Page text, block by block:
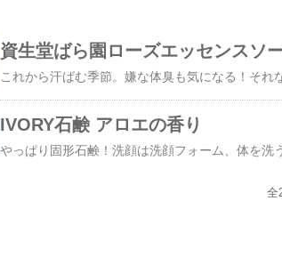
資生堂ばら園ローズエッセンスソ
IVORY石鹸 アロエの香り
全